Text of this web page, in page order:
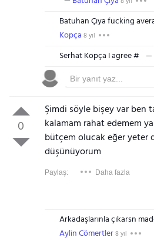
Batuhan Çıya fucking
Kopça 8 yıl
Serhat Kopça I agree #
0
Şimdi söyle bişey var ben
kalamam rahat edemem
bütçem olucak eğer yeter
düşünüyorum
Paylaş: Daha fazla
Arkadaşlarınla çıkarsn
Aylin Cömertler8 yıl